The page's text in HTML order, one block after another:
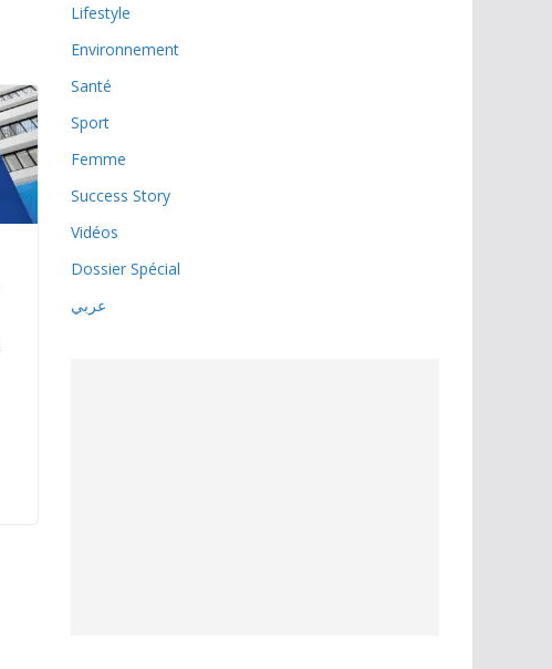
Lifestyle
Environnement
Santé
Sport
Femme
Success Story
Vidéos
Dossier Spécial
عربي